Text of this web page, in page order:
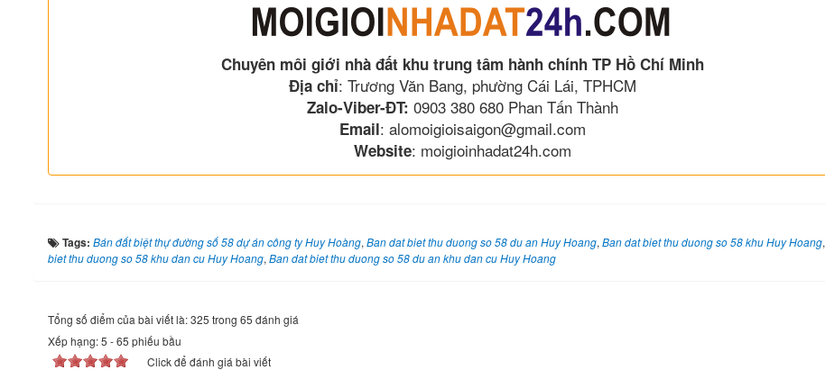
Chuyên môi giới nhà đất khu trung tâm hành chính TP Hồ Chí Minh
Địa chỉ: Trương Văn Bang, phường Cái Lái, TPHCM
Zalo-Viber-ĐT: 0903 380 680 Phan Tấn Thành
Email: alomoigioisaigon@gmail.com
Website: moigioinhadat24h.com
Tags: Bán đất biệt thự đường số 58 dự án công ty Huy Hoàng, Ban dat biet thu duong so 58 du an Huy Hoang, Ban dat biet thu duong so 58 khu Huy Hoang,
biet thu duong so 58 khu dan cu Huy Hoang, Ban dat biet thu duong so 58 du an khu dan cu Huy Hoang
Tổng số điểm của bài viết là: 325 trong 65 đánh giá
Xếp hạng:5 -65 phiếu bầu
Click để đánh giá bài viết